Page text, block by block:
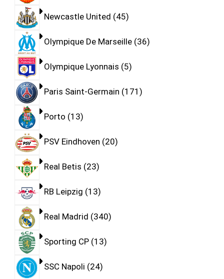
Newcastle United 45
Olympique De Marseille 36
Olympique Lyonnais 5
Paris Saint-Germain 171
Porto 13
PSV Eindhoven 20
Real Betis 23
RB Leipzig 13
Real Madrid 340
Sporting CP 13
SSC Napoli 24